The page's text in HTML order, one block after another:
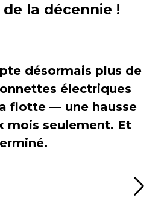
la décennie !
désormais plus de
électriques
flotte — une hausse
mois seulement. Et